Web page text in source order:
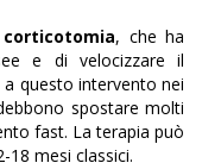
corticotomia, che ha
e di velocizzare il
questo intervento nei
spostare molti
fast. La terapia può
18 mesi classici.